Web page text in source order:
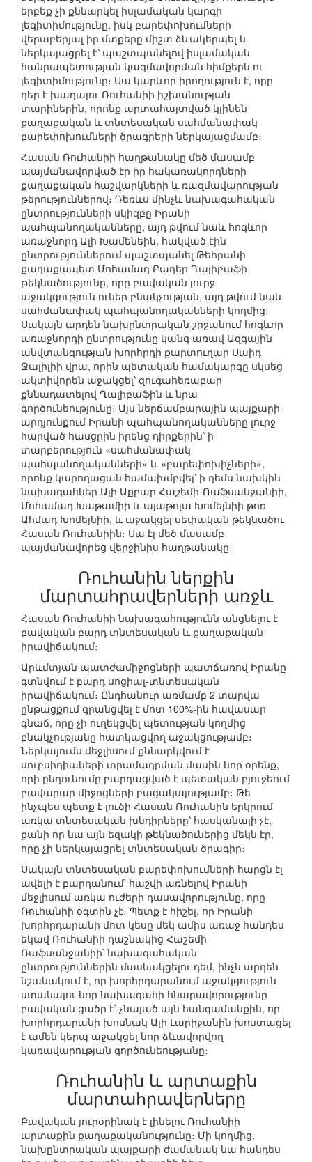
երբեք չի քննարկել իսլամական կարգի
լեգիտիմությունը, իսկ բարեփոխումների
վերաբերյալ իր մտքերը միշտ ձևակերպել և
ներկայացրել է՝ պաշտպանելով իսլամական
հանրապետության կազմավորման հիմքերն ու
լեգիտիմությունը։ Սա կարևոր իրողություն է, որը
դեր է խաղալու Ռուհանիի իշխանության
տարիներին, որոնք արտահայտված կլինեն
քաղաքական և տնտեսական սահմանափակ
բարեփոխումների ծրագրերի ներկայացմամբ։
Հասան Ռուհանիի հաղթանակը մեծ մասամբ
պայմանավորված էր իր հակառակորդների
քաղաքական հաշվարկների և ռազմավարության
թերություններով։ Դեռևս մինչև նախագահական
ընտրությունների սկիզբը Իրանի
պահպանողականները, այդ թվում նաև հոգևոր
առաջնորդ Ալի Խամենեին, հակված էին
ընտրություններում պաշտպանել Թեհրանի
քաղաքապետ Մոհամադ Բաղեր Ղալիբաֆի
թեկնածությունը, որը բավական լուրջ
աջակցություն ուներ բնակչության, այդ թվում նաև
սահմանափակ պահպանողականների կողմից։
Սակայն արդեն նախընտրական շրջանում հոգևոր
առաջնորդի ընտրությունը կանգ առավ Ազգային
անվտանգության խորհրդի քարտուղար Սաիդ
Ջալիլիի վրա, որին պետական համակարգը սկսեց
ակտիվորեն աջակցել՝ զուգահեռաբար
քննադատելով Ղալիբաֆին և նրա
գործունեությունը։ Այս ներճամբարային պայքարի
արդյունքում Իրանի պահպանողականները լուրջ
հարված հասցրին իրենց դիրքերին՝ ի
տարբերություն «սահմանափակ
պահպանողականների» և «բարեփոխիչների»,
որոնք կարողացան համախմբվել՝ ի դեմս նախկին
նախագահներ Ալի Աքբար Հաշեմի-Ռաֆսանջանիի,
Մոհամադ Խաթամիի և այաթոլա Խոմեյնիի թոռ
Ահմադ Խոմեյնիի, և աջակցել սեփական թեկնածու
Հասան Ռուհանիին։ Սա էլ մեծ մասամբ
պայմանավորեց վերջինիս հաղթանակը։
Ռուհանին ներքին
մարտահրավերների առջև
Հասան Ռուհանիի նախագահությունն անցնելու է
բավական բարդ տնտեսական և քաղաքական
իրավիճակում։
Արևմտյան պատժամիջոցների պատճառով Իրանը
գտնվում է բարդ սոցիալ-տնտեսական
իրավիճակում։ Ընդհանուր առմամբ 2 տարվա
ընթացքում գրանցվել է մոտ 100%-ին հավասար
գնաճ, որը չի ուղեկցվել պետության կողմից
բնակչությանը հատկացվող աջակցությամբ։
Ներկայումս մեջլիսում քննարկվում է
սուբսիդիաների տրամադրման մասին նոր օրենք,
որի ընդունումը բարդացված է պետական բյուջեում
բավարար միջոցների բացակայությամբ։ Թե
ինչպես պետք է լուծի Հասան Ռուհանին երկրում
առկա տնտեսական խնդիրները՝ հասկանալի չէ,
քանի որ նա այն եզակի թեկնածուներից մեկն էր,
որը չի ներկայացրել տնտեսական ծրագիր։
Սակայն տնտեսական բարեփոխումների հարցն էլ
ավելի է բարդանում՝ հաշվի առնելով Իրանի
մեջլիսում առկա ուժերի դասավորությունը, որը
Ռուհանիի օգտին չէ։ Պետք է հիշել, որ Իրանի
խորհրդարանի մոտ կեսը մեկ ամիս առաջ հանդես
եկավ Ռուհանիի դաշնակից Հաշեմի-
Ռաֆսանջանիի՝ նախագահական
ընտրություններին մասնակցելու դեմ, ինչն արդեն
նշանակում է, որ խորհրդարանում աջակցություն
ստանալու նոր նախագահի հնարավորությունը
բավական ցածր է՝ չնայած այն հանգամանքին, որ
խորհրդարանի խոսնակ Ալի Լարիջանին խոստացել
է ամեն կերպ աջակցել նոր ձևավորվող
կառավարության գործունեությանը։
Ռուհանին և արտաքին
մարտահրավերները
Բավական յուրօրինակ է լինելու Ռուհանիի
արտաքին քաղաքականությունը։ Մի կողմից,
նախընտրական պայքարի ժամանակ նա հանդես